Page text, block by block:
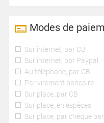
Modes de
Sur internet, par CB
Sur internet, par Paypal
Au téléphone, par CB
Par virement bancaire
Sur place, par CB
Sur place, en espèces
Sur place, par chèque